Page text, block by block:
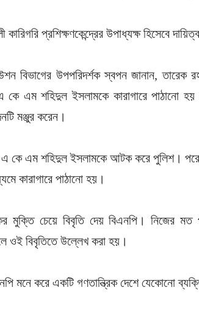
প্রশিক্ষণকেন্দ্রের উপাধ্যক্ষ হিসেবে
বিভাগের উপপরিদর্শক স্বপন জানান,
এ কে এম শহিদুল ইসলামকে কারাগারে পাঠানো
মঞ্জুর করেন।
এ কে এম শহিদুল ইসলামকে আটক করে পুলিশ। পরে
কারাগারে পাঠানো হয়।
মুক্তি চেয়ে বিবৃতি দেয় বিএনপি। নিজের
ওই বিবৃতিতে উল্লেখ করা হয়।
মনে করে একটি গণতান্ত্রিক দেশে যেকোনো